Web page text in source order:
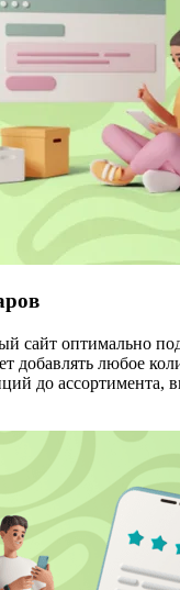
сайт оптимально
добавлять любое
до ассортимента,